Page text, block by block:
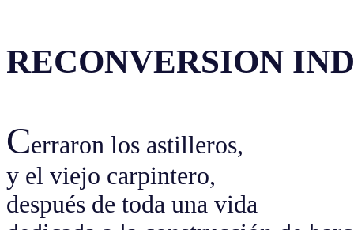
RECONVERSION
Cerraron los astilleros,
y el viejo carpintero,
después de toda una vida